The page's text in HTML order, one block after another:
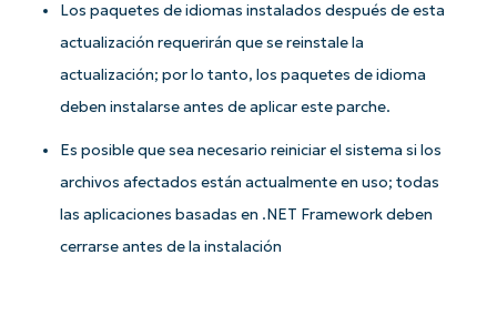
Los paquetes de idiomas instalados después de esta
actualización requerirán que se reinstale la
actualización; por lo tanto, los paquetes de idioma
deben instalarse antes de aplicar este parche.
Es posible que sea necesario reiniciar el sistema si los
archivos afectados están actualmente en uso; todas
las aplicaciones basadas en .NET Framework deben
cerrarse antes de la instalación
number*
name*